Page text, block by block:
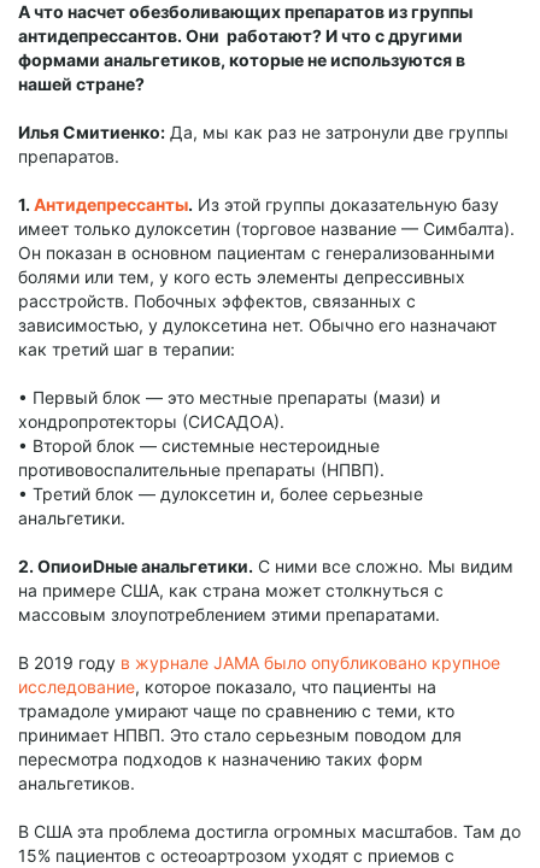
А что насчет обезболивающих препаратов из группы
антидепрессантов. Они работают? И что с другими
формами анальгетиков, которые не используются в
нашей стране?
Илья Смитиенко: Да, мы как раз не затронули две группы
препаратов.
1. Антидепрессанты. Из этой группы доказательную базу
имеет только дулоксетин (торговое название — Симбалта).
Он показан в основном пациентам с генерализованными
болями или тем, у кого есть элементы депрессивных
расстройств. Побочных эффектов, связанных с
зависимостью, у дулоксетина нет. Обычно его назначают
как третий шаг в терапии:
• Первый блок — это местные препараты (мази) и
хондропротекторы (СИСАДОА).
• Второй блок — системные нестероидные
противовоспалительные препараты (НПВП).
• Третий блок — дулоксетин и, более серьезные
анальгетики.
2. ОпиоиDные анальгетики. С ними все сложно. Мы видим
на примере США, как страна может столкнуться с
массовым злоупотреблением этими препаратами.
В 2019 году в журнале JAMA было опубликовано крупное
исследование, которое показало, что пациенты на
трамадоле умирают чаще по сравнению с теми, кто
принимает НПВП. Это стало серьезным поводом для
пересмотра подходов к назначению таких форм
анальгетиков.
В США эта проблема достигла огромных масштабов. Там до
15% пациентов с остеоартрозом уходят с приемов с